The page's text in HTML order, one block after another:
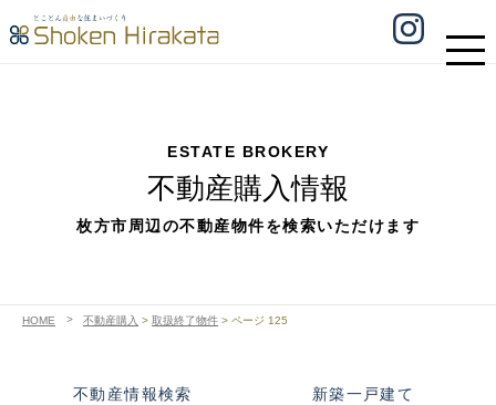
ESTATE BROKERY
不動産購入情報
枚方市周辺の不動産物件を検索いただけます
HOME 不動産購入 > 取扱終了物件 > ページ 125
不動産情報検索 新築一戸建て